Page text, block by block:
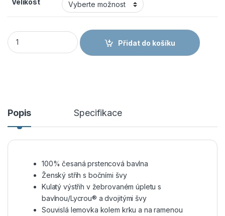
Velikost
Fruit of the Loom 16.1424 Dámské tričko z těžké bavlny
Přidat do košíku
Popis Specifikace
100% česaná prstencová bavlna
Ženský střih s bočními švy
Kulatý výstřih v žebrovaném úpletu s
bavlnou/Lycrou® a dvojitými švy
Souvislá lemovka kolem krku a na ramenou